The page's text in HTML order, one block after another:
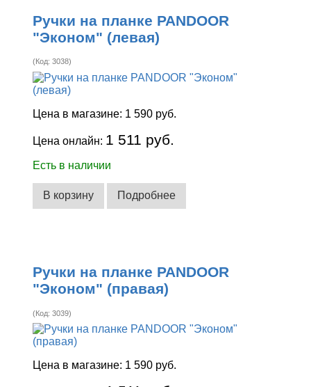
Ручки на планке PANDOOR
"Эконом" (левая)
(Код:3038)
Цена в магазине: 1 590 руб.
Цена онлайн: 1 511 руб.
Есть в наличии
В корзину Подробнее
Ручки на планке PANDOOR
"Эконом" (правая)
(Код:3039)
Цена в магазине: 1 590 руб.